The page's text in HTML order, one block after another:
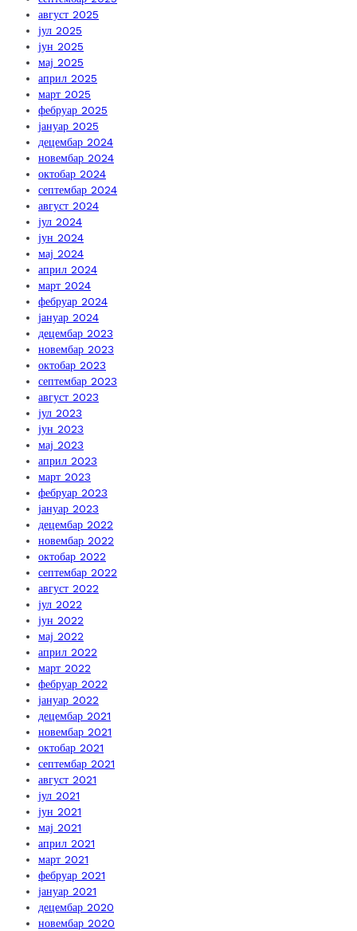
август 2025
јул 2025
јун 2025
мај 2025
април 2025
март 2025
фебруар 2025
јануар 2025
децембар 2024
новембар 2024
октобар 2024
септембар 2024
август 2024
јул 2024
јун 2024
мај 2024
април 2024
март 2024
фебруар 2024
јануар 2024
децембар 2023
новембар 2023
октобар 2023
септембар 2023
август 2023
јул 2023
јун 2023
мај 2023
април 2023
март 2023
фебруар 2023
јануар 2023
децембар 2022
новембар 2022
октобар 2022
септембар 2022
август 2022
јул 2022
јун 2022
мај 2022
април 2022
март 2022
фебруар 2022
јануар 2022
децембар 2021
новембар 2021
октобар 2021
септембар 2021
август 2021
јул 2021
јун 2021
мај 2021
април 2021
март 2021
фебруар 2021
јануар 2021
децембар 2020
новембар 2020